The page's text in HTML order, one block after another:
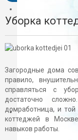
Акции
БЕСПЛАТНАЯ
УСЛУГИ
Уборка квартир
Уборка офисов
Уборка коттеджей
Ежедневная
Уборка после
Уборка территории
Уборка
Загородные дома
правило,
справляться с
достаточно
домработница, и
коттеджей в
навыков работы.